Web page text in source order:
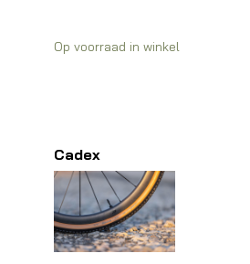
Op voorraad in winkel
Cadex